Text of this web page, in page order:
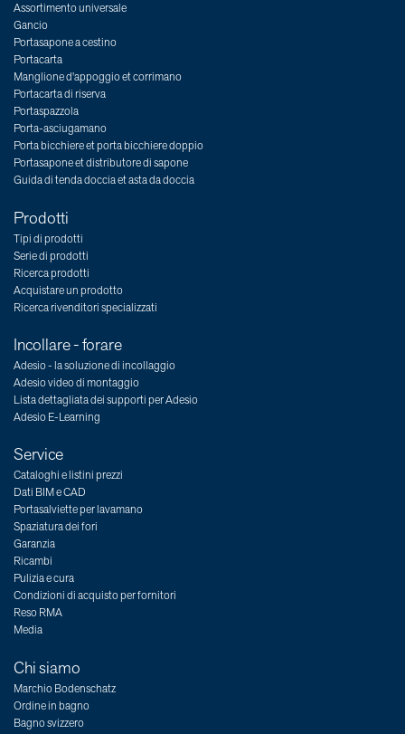
Assortimento universale
Gancio
Portasapone a cestino
Portacarta
Manglione d'appoggio et corrimano
Portacarta di riserva
Portaspazzola
Porta-asciugamano
Porta bicchiere et porta bicchiere doppio
Portasapone et distributore di sapone
Guida di tenda doccia et asta da doccia
Prodotti
Tipi di prodotti
Serie di prodotti
Ricerca prodotti
Acquistare un prodotto
Ricerca rivenditori specializzati
Incollare - forare
Adesio - la soluzione di incollaggio
Adesio video di montaggio
Lista dettagliata dei supporti per Adesio
Adesio E-Learning
Service
Cataloghi e listini prezzi
Dati BIM e CAD
Portasalviette per lavamano
Spaziatura dei fori
Garanzia
Ricambi
Pulizia e cura
Condizioni di acquisto per fornitori
Reso RMA
Media
Chi siamo
Marchio Bodenschatz
Ordine in bagno
Bagno svizzero